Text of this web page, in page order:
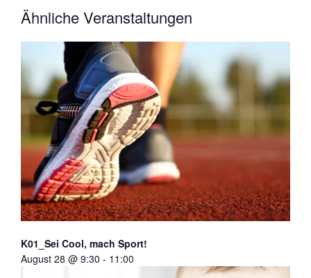
Ähnliche Veranstaltungen
K01_Sei Cool, mach Sport!
August 28 @ 9:30 - 11:00